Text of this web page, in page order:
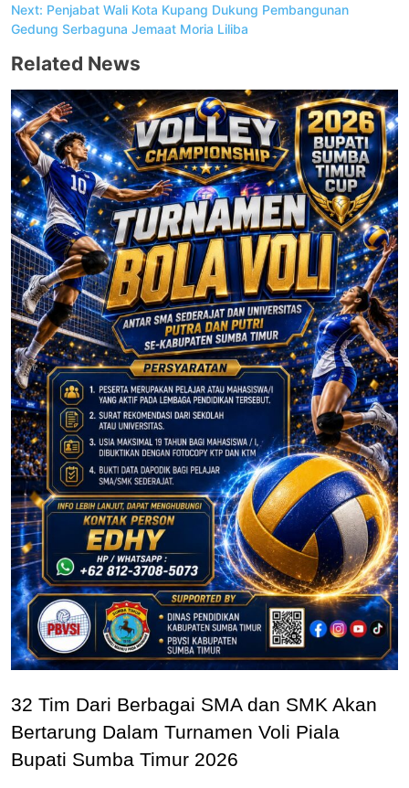
Next: Penjabat Wali Kota Kupang Dukung Pembangunan
Gedung Serbaguna Jemaat Moria Liliba
Related News
32 Tim Dari Berbagai SMA dan SMK Akan
Bertarung Dalam Turnamen Voli Piala
Bupati Sumba Timur 2026